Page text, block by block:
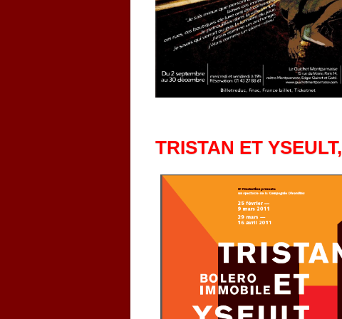
TRISTAN ET YSEULT,